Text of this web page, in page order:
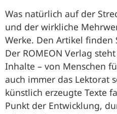
Was natürlich auf der
und der wirkliche
Werke. Den Artikel finden
Der ROMEON Verlag
Inhalte – von Menschen
auch immer das Lektorat
künstlich erzeugte Texte
Punkt der Entwicklung,